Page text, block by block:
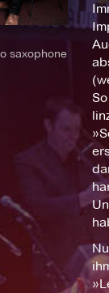
saxophone